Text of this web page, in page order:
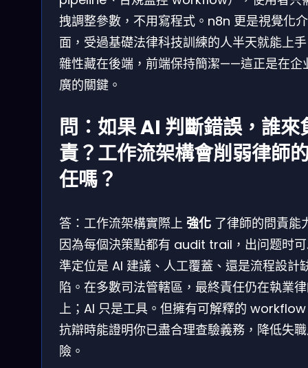
拽調整參數，不用寫程式。n8n 更是視覺化介
面，受過基礎法律科技訓練的人半天就能上
雜性藏在後端，前端保持簡潔——這正是在企
廣的關鍵。
問：如果 AI 判斷錯誤，誰來
責？工作流架構會削弱律師
任嗎？
答：工作流架構實際上 強化 了律師的問責能
因為每個決策點都有 audit trail，出问题时
準定位是 AI 建議、人工覆蓋、還是流程設計
陷。在多數司法管轄區，最終責任仍在執業
上；AI 只是工具。但擁有可解釋的
抗辯時能證明你已盡合理查驗義務，降低失
險。